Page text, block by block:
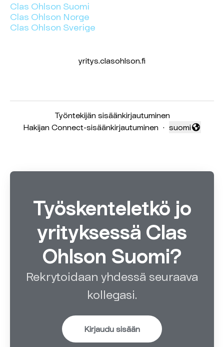
Clas Ohlson Suomi
Clas Ohlson Norge
Clas Ohlson Sverige
yritys.clasohlson.fi
Työntekijän sisäänkirjautuminen
Hakijan Connect-sisäänkirjautuminen ·
Vaihda kieli
suomi
Työskenteletkö jo
yrityksessä Clas
Ohlson Suomi?
Rekrytoidaan yhdessä seuraava
kollegasi.
Kirjaudu sisään